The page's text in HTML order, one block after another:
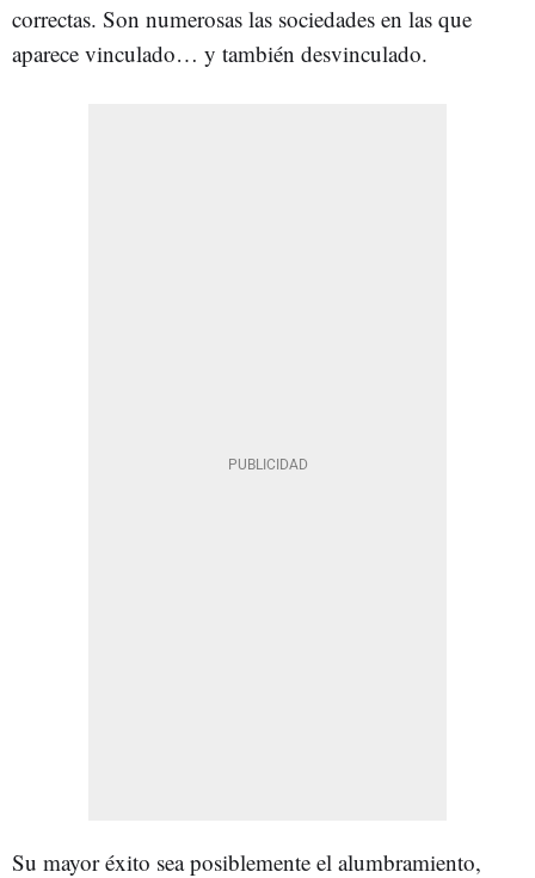
correctas. Son numerosas las sociedades en las que
aparece vinculado… y también desvinculado.
Su mayor éxito sea posiblemente el alumbramiento,